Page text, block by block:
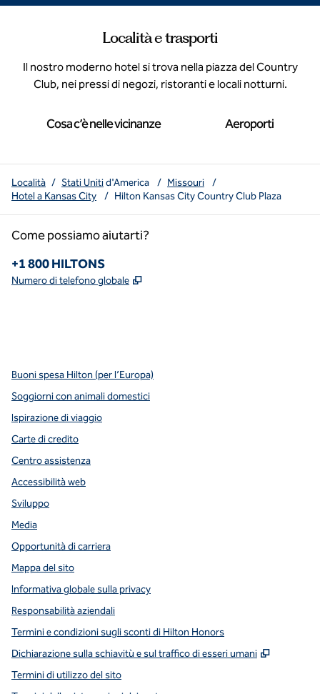
Località e trasporti
Il nostro moderno hotel si trova nella piazza del Country
Club, nei pressi di negozi, ristoranti e locali notturni.
Cosa c’è nelle vicinanze Aeroporti
Località / Stati Unitid'America / Missouri
/
Hotel a Kansas City
/ Hilton Kansas City Country Club Plaza
Come possiamo aiutarti?
Telefono:
+1 800 HILTONS
Numero di telefono globale ,
Buoni spesa Hilton (per l’Europa)
Soggiorni con animali domestici
Ispirazione di viaggio
Carte di credito
Centro assistenza
Accessibilità web
Sviluppo
Media
Opportunità di carriera
Mappa del sito
Informativa globale sulla privacy
Responsabilità aziendali
Termini e condizioni sugli sconti di Hilton Honors
Dichiarazione sulla schiavitù e sul traffico di esseri umani
,
Termini di utilizzo del sito